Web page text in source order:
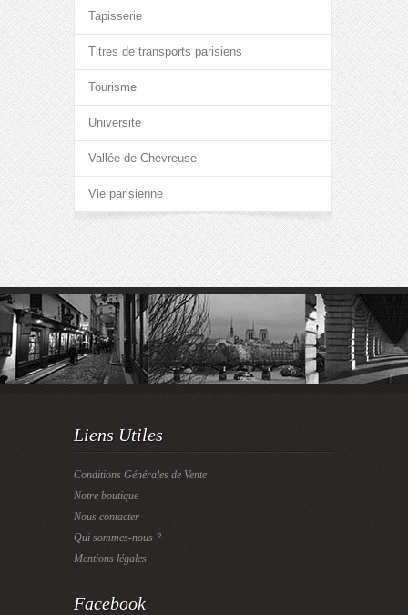
Tapisserie
Titres de transports parisiens
Tourisme
Université
Vallée de Chevreuse
Vie parisienne
Liens Utiles
Conditions Générales de Vente
Notre boutique
Nous contacter
Qui sommes-nous ?
Mentions légales
Facebook